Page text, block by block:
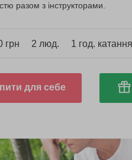
разом з інструкторами.
грн 2 люд. 1 год.
для себе